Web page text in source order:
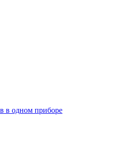
в одном приборе